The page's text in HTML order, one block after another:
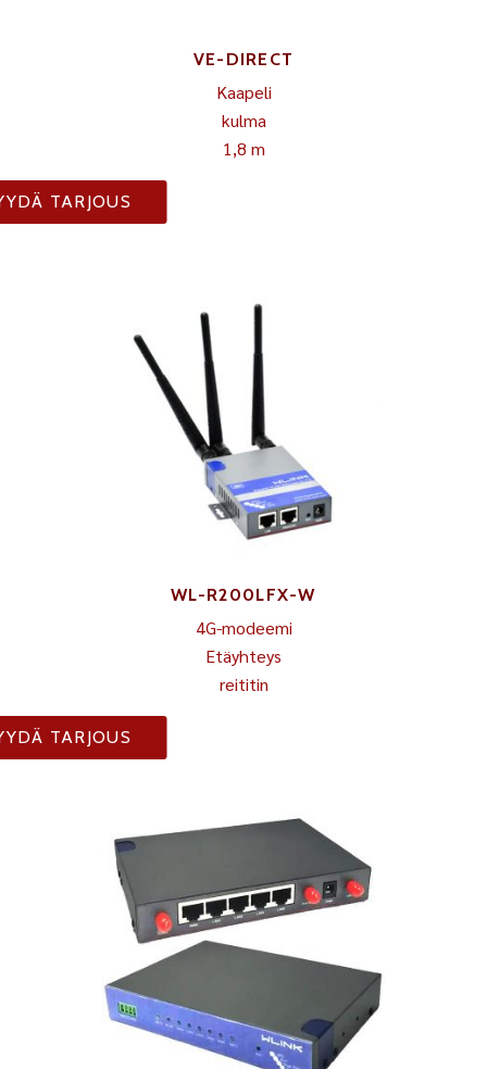
VE-DIRECT
Kaapeli
kulma
1,8 m
TARJOUS
WL-R200LFX-W
4G-modeemi
Etäyhteys
reititin
TARJOUS